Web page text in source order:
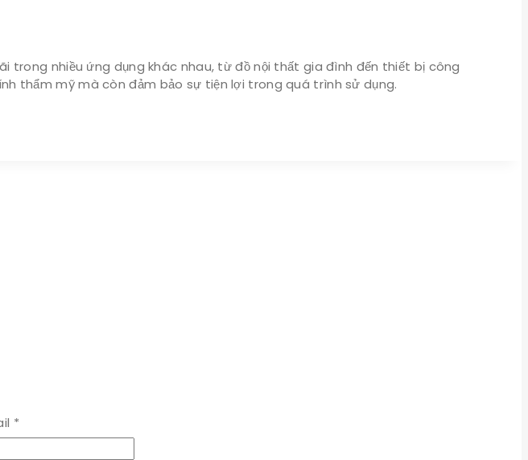
trong nhiều ứng dụng khác nhau, từ đồ nội thất gia đình đến thiết bị công
thẩm mỹ mà còn đảm bảo sự tiện lợi trong quá trình sử dụng.
*Bắt
buộc